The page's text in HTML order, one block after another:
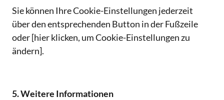
Sie können Ihre Cookie-Einstellungen jederzeit
über den entsprechenden Button in der Fußzeile
oder [hier klicken, um Cookie-Einstellungen zu
ändern].
5. Weitere Informationen